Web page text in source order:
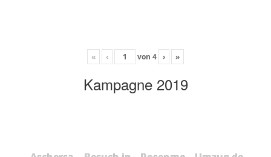
« ‹ von 4 › »
Kampagne 2019